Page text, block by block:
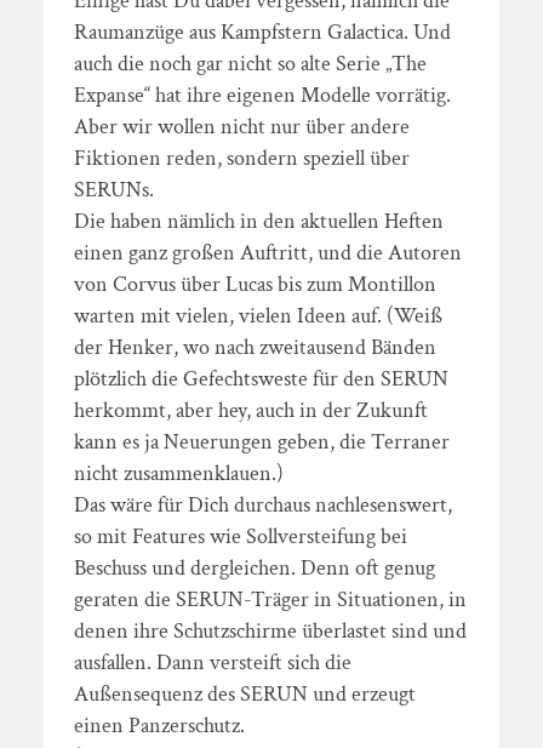
Raumanzüge aus Kampfstern Galactica. Und
auch die noch gar nicht so alte Serie „The
Expanse“ hat ihre eigenen Modelle vorrätig.
Aber wir wollen nicht nur über andere
Fiktionen reden, sondern speziell über
SERUNs.
Die haben nämlich in den aktuellen Heften
einen ganz großen Auftritt, und die Autoren
von Corvus über Lucas bis zum Montillon
warten mit vielen, vielen Ideen auf. (Weiß
der Henker, wo nach zweitausend Bänden
plötzlich die Gefechtsweste für den SERUN
herkommt, aber hey, auch in der Zukunft
kann es ja Neuerungen geben, die Terraner
nicht zusammenklauen.)
Das wäre für Dich durchaus nachlesenswert,
so mit Features wie Sollversteifung bei
Beschuss und dergleichen. Denn oft genug
geraten die SERUN-Träger in Situationen, in
denen ihre Schutzschirme überlastet sind und
ausfallen. Dann versteift sich die
Außensequenz des SERUN und erzeugt
einen Panzerschutz.